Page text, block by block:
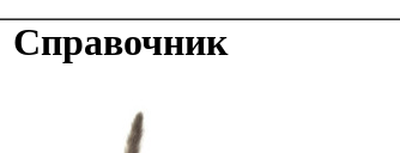
Справочник